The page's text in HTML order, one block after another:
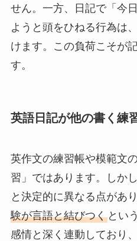
せん。一方、日記で「今
ようと頭をひねる行為は
けます。この負荷こそが
す。
英語日記が他の書く練
英作文の練習帳や模範文
習」ではあります。しか
と決定的に異なる点があ
験が言語と結びつくとい
感情と深く連動しており